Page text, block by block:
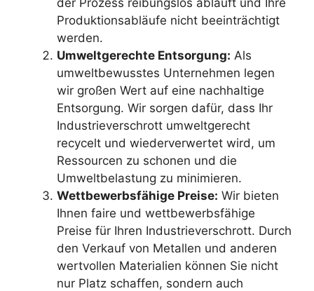
Produktionsabläufe nicht beeinträchtigt
werden.
Umweltgerechte Entsorgung: Als
umweltbewusstes Unternehmen legen
wir großen Wert auf eine nachhaltige
Entsorgung. Wir sorgen dafür, dass Ihr
Industrieverschrott umweltgerecht
recycelt und wiederverwertet wird, um
Ressourcen zu schonen und die
Umweltbelastung zu minimieren.
Wettbewerbsfähige Preise: Wir bieten
Ihnen faire und wettbewerbsfähige
Preise für Ihren Industrieverschrott. Durch
den Verkauf von Metallen und anderen
wertvollen Materialien können Sie nicht
nur Platz schaffen, sondern auch